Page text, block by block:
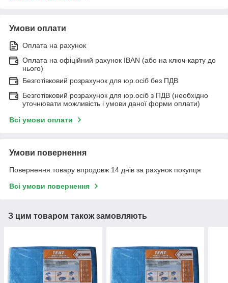
Умови оплати
Оплата на рахунок
Оплата на офіційний рахунок IBAN (або на ключ-карту до
нього)
Безготівковий розрахунок для юр.осіб без ПДВ
Безготівковий розрахунок для юр.осіб з ПДВ (необхідно
уточнювати можливість і умови даної форми оплати)
Всі умови оплати
Умови повернення
Повернення товару впродовж 14 днів за рахунок покупця
Всі умови повернення
З цим товаром також замовляють